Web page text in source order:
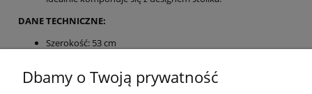
DANE TECHNICZNE:
Szerokość: 53 cm
Głębokość: 43 cm
Dbamy o Twoją prywatność